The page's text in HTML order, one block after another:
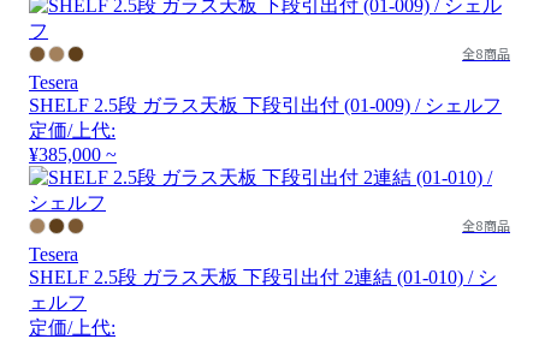
全8商品
Tesera
SHELF 2.5段 ガラス天板 下段引出付 (01-009) / シェルフ
定価/上代:
¥385,000 ~
全8商品
Tesera
SHELF 2.5段 ガラス天板 下段引出付 2連結 (01-010) / シ
ェルフ
定価/上代: